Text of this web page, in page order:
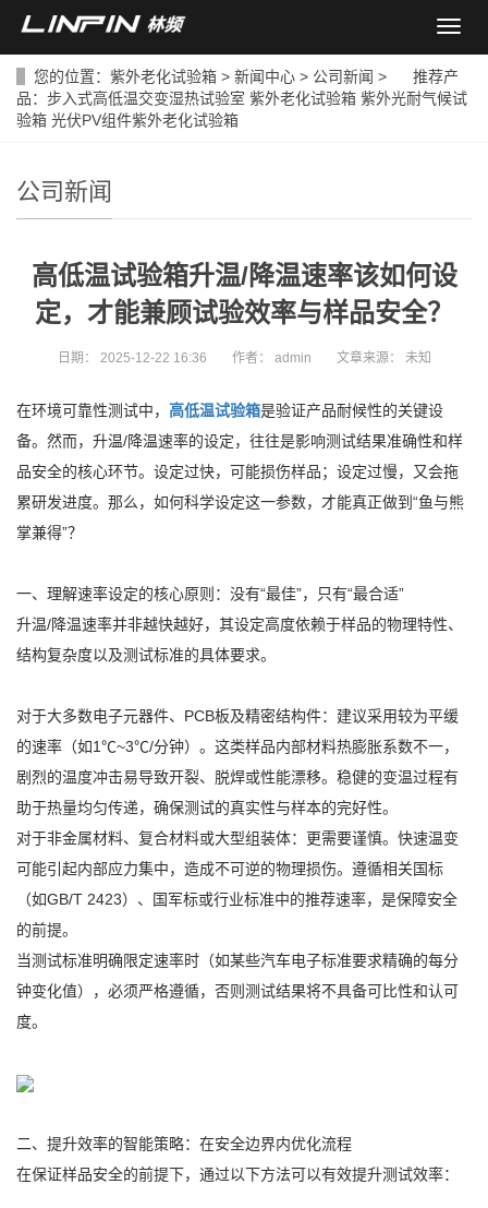
导
菜
单
您的位置： 紫外老化试验箱 > 新闻中心 > 公司新闻 > 推荐产
品： 步入式高低温交变湿热试验室 紫外老化试验箱 紫外光耐气候试
验箱 光伏PV组件紫外老化试验箱
公司新闻
高低温试验箱升温/降温速率该如何设
定，才能兼顾试验效率与样品安全？
日期： 2025-12-22 16:36 作者： admin 文章来源： 未知
在环境可靠性测试中， 高低温试验箱是验证产品耐候性的关键设
备。然而，升温/降温速率的设定，往往是影响测试结果准确性和样
品安全的核心环节。设定过快，可能损伤样品；设定过慢，又会拖
累研发进度。那么，如何科学设定这一参数，才能真正做到“鱼与熊
掌兼得”？
一、理解速率设定的核心原则：没有“最佳”，只有“最合适”
升温/降温速率并非越快越好，其设定高度依赖于样品的物理特性、
结构复杂度以及测试标准的具体要求。
对于大多数电子元器件、PCB板及精密结构件：建议采用较为平缓
的速率（如1℃~3℃/分钟）。这类样品内部材料热膨胀系数不一，
剧烈的温度冲击易导致开裂、脱焊或性能漂移。稳健的变温过程有
助于热量均匀传递，确保测试的真实性与样本的完好性。
对于非金属材料、复合材料或大型组装体：更需要谨慎。快速温变
可能引起内部应力集中，造成不可逆的物理损伤。遵循相关国标
（如GB/T 2423）、国军标或行业标准中的推荐速率，是保障安全
的前提。
当测试标准明确限定速率时（如某些汽车电子标准要求精确的每分
钟变化值），必须严格遵循，否则测试结果将不具备可比性和认可
度。
二、提升效率的智能策略：在安全边界内优化流程
在保证样品安全的前提下，通过以下方法可以有效提升测试效率：